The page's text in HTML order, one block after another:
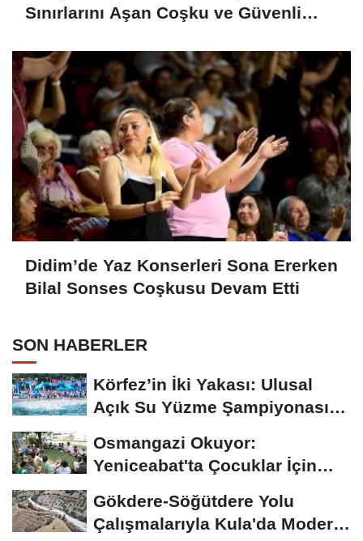
Sınırlarını Aşan Coşku ve Güvenli
Didim’de Yaz Konserleri Sona Ererken
Bilal Sonses Coşkusu Devam Etti
SON HABERLER
Körfez’in İki Yakası: Ulusal
Açık Su Yüzme Şampiyonası
Osmangazi Okuyor:
Yeniceabat'ta Çocuklar İçin
Gökdere-Söğütdere Yolu
Çalışmalarıyla Kula'da Modern